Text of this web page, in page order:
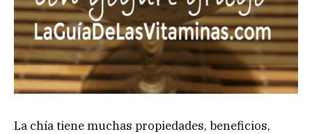
La chía tiene muchas propiedades, beneficios,